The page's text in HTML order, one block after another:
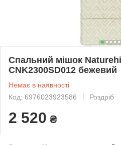
Спальний мішок
CNK2300SD012 бежевий
Немає в наявності
Код: 6976023923586
Роздріб
2 520 ₴